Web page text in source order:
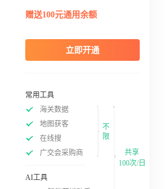
赠送100元通用余额
立即开通
常用工具
海关数据
地图获客
在线搜
广交会采购商
不
限
AI工具
共享
100次/日